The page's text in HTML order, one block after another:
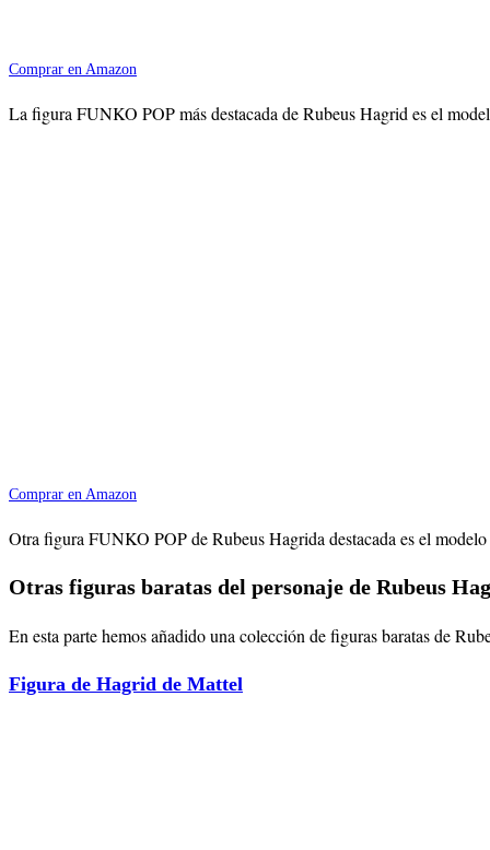
Comprar en Amazon
La figura FUNKO POP más destacada de Rubeus Hagrid es el
Comprar en Amazon
Otra figura FUNKO POP de Rubeus Hagrida destacada es el
Otras figuras baratas del personaje de Rubeus
En esta parte hemos añadido una colección de figuras baratas de
Figura de Hagrid de Mattel